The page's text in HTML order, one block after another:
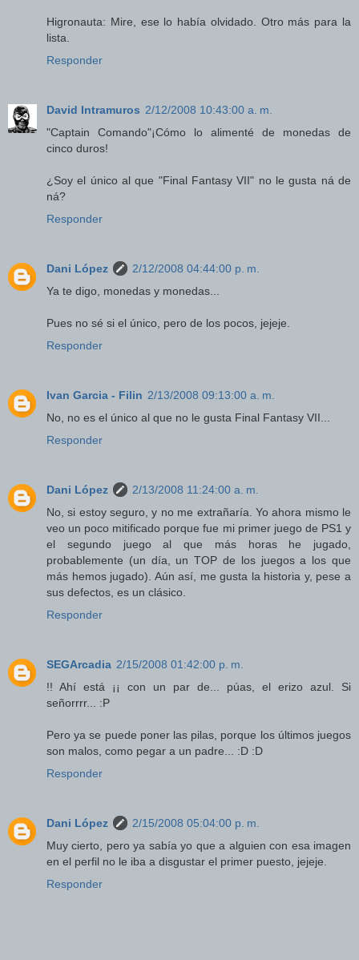
Higronauta: Mire, ese lo había olvidado. Otro más para la
lista.
Responder
David Intramuros 2/12/2008 10:43:00 a. m.
"Captain Comando"¡Cómo lo alimenté de monedas de
cinco duros!
¿Soy el único al que "Final Fantasy VII" no le gusta ná de
ná?
Responder
Dani López
2/12/2008 04:44:00 p. m.
Ya te digo, monedas y monedas...
Pues no sé si el único, pero de los pocos, jejeje.
Responder
Ivan Garcia - Filin 2/13/2008 09:13:00 a. m.
No, no es el único al que no le gusta Final Fantasy VII...
Responder
Dani López
2/13/2008 11:24:00 a. m.
No, si estoy seguro, y no me extrañaría. Yo ahora mismo le
veo un poco mitificado porque fue mi primer juego de PS1 y
el segundo juego al que más horas he jugado,
probablemente (un día, un TOP de los juegos a los que
más hemos jugado). Aún así, me gusta la historia y, pese a
sus defectos, es un clásico.
Responder
SEGArcadia 2/15/2008 01:42:00 p. m.
!! Ahí está ¡¡ con un par de... púas, el erizo azul. Si
señorrrr... :P
Pero ya se puede poner las pilas, porque los últimos juegos
son malos, como pegar a un padre... :D :D
Responder
Dani López
2/15/2008 05:04:00 p. m.
Muy cierto, pero ya sabía yo que a alguien con esa imagen
en el perfil no le iba a disgustar el primer puesto, jejeje.
Responder